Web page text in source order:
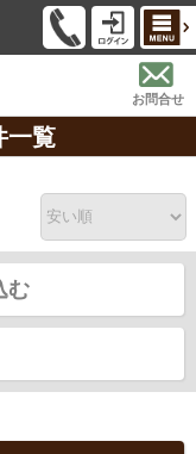
お問合せ
一覧
む